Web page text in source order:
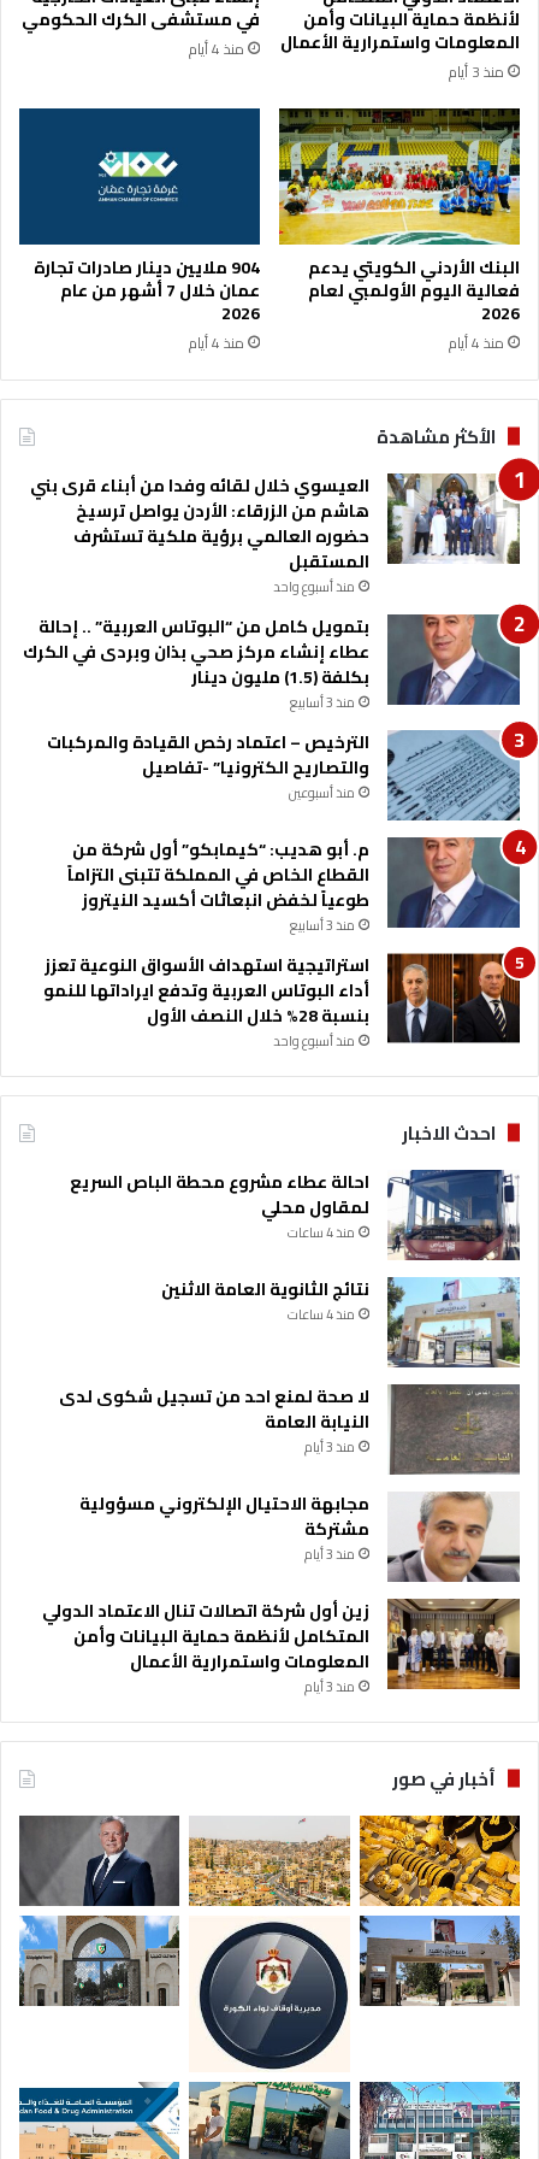
ا
ل
م
ح
ب
ة
و
ا
ل
ت
آ
خ
ي
إ
ن
ج
ا
ز
ا
ل
م
ت
م
ي
ز
ف
ي
ظ
ا
ل
م
ع
ل
و
ا
ت
ل
ج
غ
ر
ا
ف
ي
ة
لأنظمة حماية البيانات وأمن
المعلومات واستمرارية الأعمال
منذ 3 أيام
في مستشفى الكرك الحكومي
منذ 4 أيام
البنك الأردني الكويتي يدعم
فعالية اليوم الأولمبي لعام
2026
منذ 4 أيام
904 ملايين دينار صادرات تجارة
عمان خلال 7 أشهر من عام
2026
منذ 4 أيام
الأكثر مشاهدة
العيسوي خلال لقائه وفدا من أبناء قرى بني
هاشم من الزرقاء: الأردن يواصل ترسيخ
حضوره العالمي برؤية ملكية تستشرف
المستقبل
منذ أسبوع واحد
بتمويل كامل من “البوتاس العربية” .. إحالة
عطاء إنشاء مركز صحي بذان وبردى في الكرك
بكلفة (1.5) مليون دينار
منذ 3 أسابيع
الترخيص – اعتماد رخص القيادة والمركبات
والتصاريح الكترونيا” -تفاصيل
منذ أسبوعين
م. أبو هديب: “كيمابكو” أول شركة من
القطاع الخاص في المملكة تتبنى التزاماً
طوعياً لخفض انبعاثات أكسيد النيتروز
منذ 3 أسابيع
استراتيجية استهداف الأسواق النوعية تعزز
أداء البوتاس العربية وتدفع ايراداتها للنمو
بنسبة 28% خلال النصف الأول
منذ أسبوع واحد
احدث الاخبار
احالة عطاء مشروع محطة الباص السريع
لمقاول محلي
منذ 4 ساعات
نتائج الثانوية العامة الاثنين
منذ 4 ساعات
لا صحة لمنع احد من تسجيل شكوى لدى
النيابة العامة
منذ 3 أيام
مجابهة الاحتيال الإلكتروني مسؤولية
مشتركة
منذ 3 أيام
زين أول شركة اتصالات تنال الاعتماد الدولي
المتكامل لأنظمة حماية البيانات وأمن
المعلومات واستمرارية الأعمال
منذ 3 أيام
أخبار في صور